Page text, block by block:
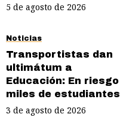
5 de agosto de 2026
Noticias
Transportistas dan
ultimátum a
Educación: En riesgo
miles de estudiantes
3 de agosto de 2026